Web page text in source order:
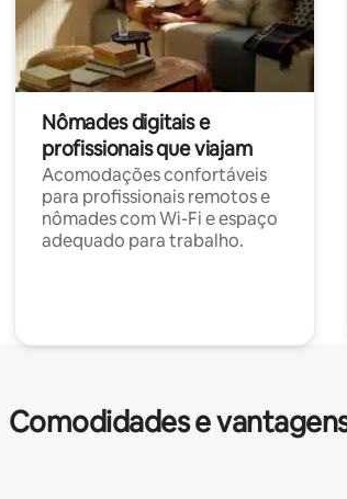
Nômades digitais e
profissionais que viajam
Acomodações confortáveis
para profissionais remotos e
nômades com Wi-Fi e espaço
adequado para trabalho.
Comodidades e